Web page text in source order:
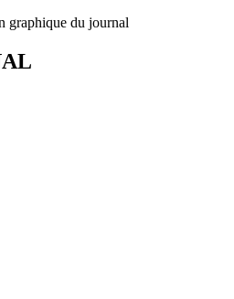
graphique du journal